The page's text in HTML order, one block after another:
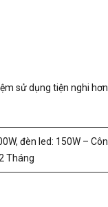
sử dụng tiện nghi hơn.
đèn led: 150W –
Tháng